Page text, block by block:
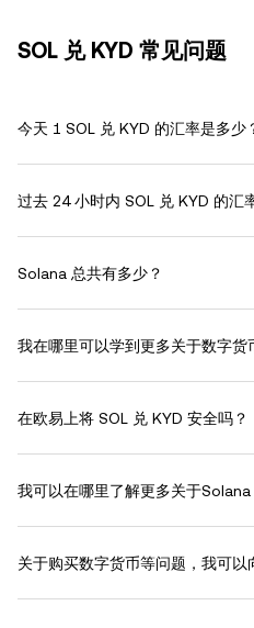
SOL 兑 KYD 常见问题
今天 1 SOL 兑 KYD 的汇率是多少
过去 24 小时内 SOL 兑 KYD 的汇
Solana 总共有多少？
我在哪里可以学到更多关于数字货
在欧易上将 SOL 兑 KYD 安全吗？
我可以在哪里了解更多关于Solana
关于购买数字货币等问题，我可以